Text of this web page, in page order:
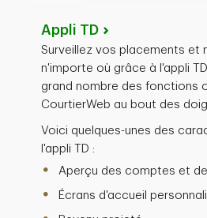
Appli TD
Surveillez vos placements et
n'importe où grâce à l'appli
grand nombre des fonctions
CourtierWeb au bout des
Voici quelques-unes des
l'appli TD :
Aperçu des comptes et
Écrans d'accueil